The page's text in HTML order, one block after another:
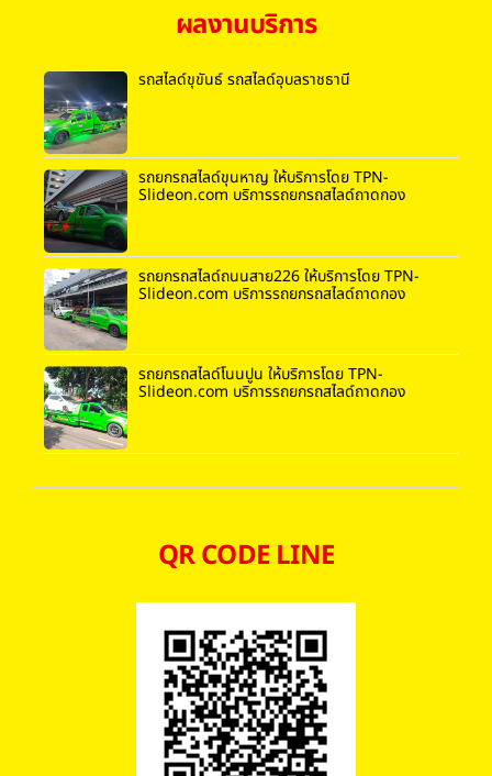
ผลงานบริการ
รถสไลด์ขุขันธ์ รถสไลด์อุบลราชธานี
รถยกรถสไลด์ขุนหาญ ให้บริการโดย TPN-
Slideon.com บริการรถยกรถสไลด์ถาดกอง
รถยกรถสไลด์ถนนสาย226 ให้บริการโดย TPN-
Slideon.com บริการรถยกรถสไลด์ถาดกอง
รถยกรถสไลด์โนนปูน ให้บริการโดย TPN-
Slideon.com บริการรถยกรถสไลด์ถาดกอง
QR CODE LINE